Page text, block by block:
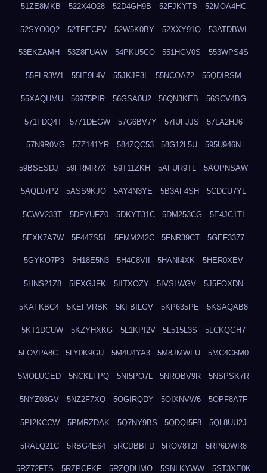
51ZE8MKB 522X4O28 52D4GH9B 52FJKYTB 52MOA4HC
52SYO0Q2 52TPECFV 52W5K0BY 52XXY91Q 53ATDBWI
53EKZAMH 53Z8FUAW 54PKU5CO 551HGV0S 553WPS4S
55FLR3W1 55IE9L4V 55JKJF3L 55NCOA72 55QDIRSM
55XAQHMU 56975PIR 56GSA0U2 56QN3KEB 56SCV4BG
571FDQ4T 5771DEGW 57G6BV7Y 57IUFJJS 57LA2HJ6
57N9R0VG 57Z141YR 584ZQC53 58G12L5U 595U946N
59BSESDJ 59FRMR7X 59T11ZKH 5AFUR9TL 5AOPNSAW
5AQL07P2 5ASS9KJO 5AY4N3YE 5B3AF4SH 5CDCU7YL
5CWV233T 5DFYUFZ0 5DKYT31C 5DM253CG 5E4JC1TI
5EXK7A7W 5F447S51 5FMM242C 5FNR39CT 5GEF3377
5GYKO7P3 5H18E5N3 5H4C8VII 5HANI4XK 5HER0XEV
5HNS21Z8 5IFXGJFK 5IITXOZY 5IVSLWGV 5J5FOXDN
5KAFKBC4 5KEFVRBK 5KFBILGV 5KP635PE 5KSAQAB8
5KT1DCUW 5KZYHXKG 5L1KPI2V 5L515L3S 5LCKQGH7
5LOVPA8C 5LY0K9GU 5M4U4YA3 5M8JMWFU 5MC4C6M0
5MOLUGED 5NCKLFPQ 5NI5PO7L 5NROBV9R 5NSPSK7R
5NYZ03GV 5NZ2F7XQ 5OGIRQDY 5OIXNVW6 5OPF8A7F
5PI2KCCW 5PMRZDAK 5Q7NY9BS 5QDQI5F8 5QL8UU2J
5RALQ21C 5RBG4E64 5RCDBBFD 5ROV8T2I 5RP6DWR8
5RZ72FTS 5RZPCFKF 5RZQDHMO 5SNLKYWW 5ST3XE0K